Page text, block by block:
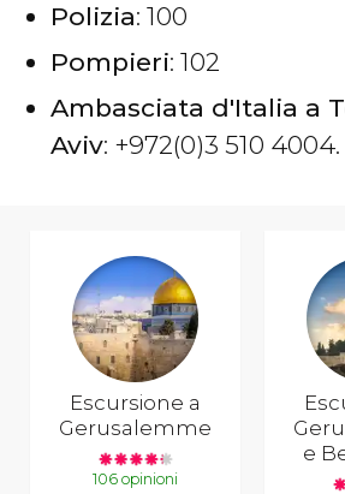
Polizia: 100
Pompieri: 102
Ambasciata d'Italia a
Aviv: +972(0)3 510 4004.
Escursione a
Gerusalemme
106 opinioni
e